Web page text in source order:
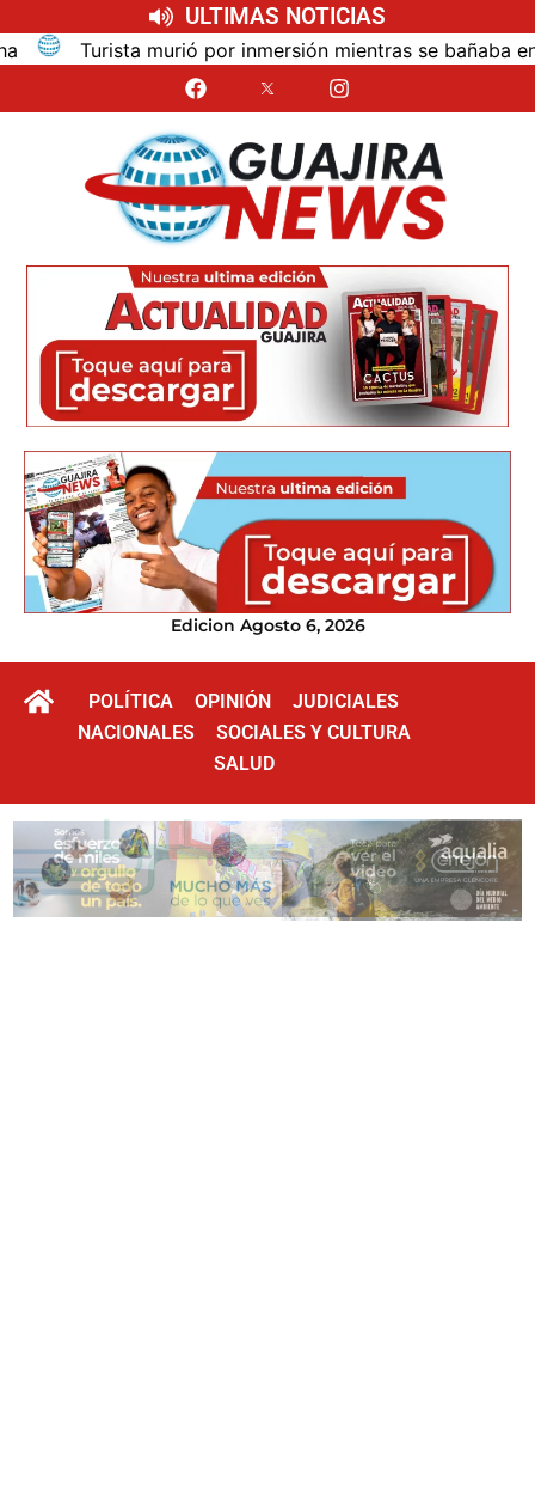
ULTIMAS NOTICIAS
inmersión mientras se bañaba en el mar de las dunas
Edicion Agosto 6, 2026
POLÍTICA OPINIÓN
JUDICIALES
NACIONALES
SOCIALES Y CULTURA
SALUD